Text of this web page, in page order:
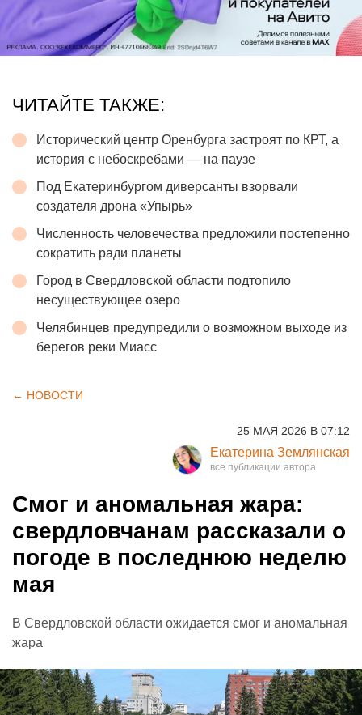
ЧИТАЙТЕ ТАКЖЕ:
Исторический центр Оренбурга застроят по КРТ, а
история с небоскребами — на паузе
Под Екатеринбургом диверсанты взорвали
создателя дрона «Упырь»
Численность человечества предложили постепенно
сократить ради планеты
Город в Свердловской области подтопило
несуществующее озеро
Челябинцев предупредили о возможном выходе из
берегов реки Миасс
← НОВОСТИ
25 МАЯ 2026 В 07:12
Екатерина Землянская
Смог и аномальная жара:
свердловчанам рассказали о
погоде в последнюю неделю
мая
В Свердловской области ожидается смог и аномальная
жара